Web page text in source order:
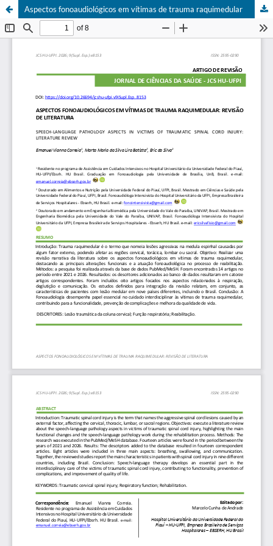
Aspectos fonoaudiológicos em vítimas de trauma raquimedular